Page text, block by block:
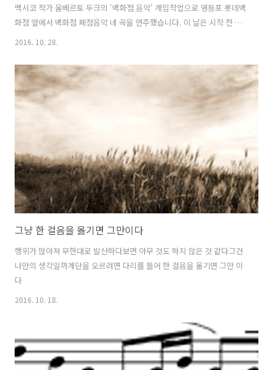
멕시코 작가 움베르토 두크의 '백화점 음악' 개입작업으로 영등포 롯데백
화점 앞에서 백화점 폐점음악 네 곡을 연주했습니다. 이 날은 시작 전 백
화점 보안에게 저지를 당했지만, 작가에 대한 설명과 함께 허락을 구한
장이 쫄깃해지는 경험을 하기도 했습니다! 하지만 '주님의 은총이 가득히
내릴 것'이라는 축복과 함께 악수를 나눈 홈리스 분도 계셨고어떤 분은
'너무 고맙다'는 말씀과 더불어 '뽕짝'을 주문 하시기도 했습니다. 격려와
칭찬의 말씀해주신 시민분들 모두 감사합니다 :) [개입프로젝트 리뷰] 26
일(수) 오후 5시 멕시코작가 '움베르토 두크'의 백화점음악 개입장소. 영
2016. 10. 28.
그냥 한 걸음을 옮기면 그만이다
행위가 많아져 무한대로 발산하다보면 아무 것도 하지 않은 것 같다그건
나만의 생각일까계단을 오르려면 다리를 들어 한 걸음을 옮기면 그만 이
다
2016. 10. 18.